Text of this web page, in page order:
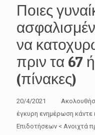
Ποιες
να
πριν τα 67
(πίνακες)
20/4/2021 Ακολουθήστε
έγκυρη ενημέρωση
Επιδοτήσεων < Ανοιχτά